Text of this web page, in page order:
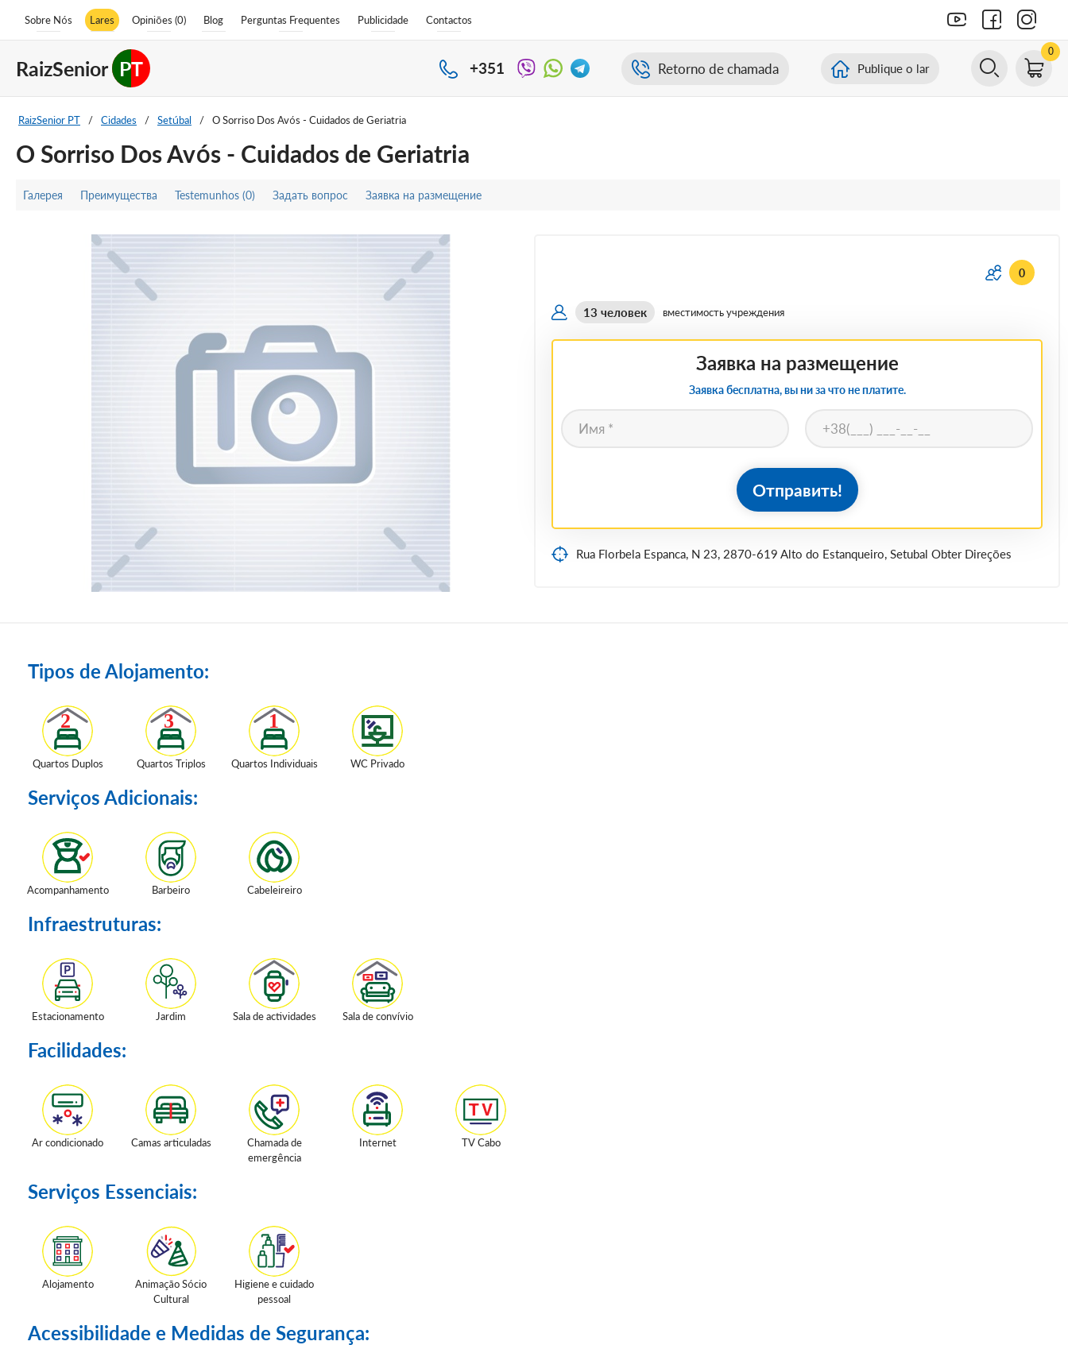
Sobre Nós Lares Opiniões (0) Blog Perguntas Frequentes Publicidade Contactos
RaizSenior PT +351 Retorno de chamada Publique o lar
0
RaizSenior PT / Cidades / Setúbal / O Sorriso Dos Avós - Cuidados de Geriatria
O Sorriso Dos Avós - Cuidados de Geriatria
Галерея Преимущества Testemunhos (0) Задать вопрос Заявка на размещение
0
13 человек вместимость учреждения
Заявка на размещение
Заявка бесплатна, вы ни за что не платите.
Отправить!
Rua Florbela Espanca, N 23, 2870-619 Alto do Estanqueiro, Setubal Obter Direções
Tipos de Alojamento:
Quartos Duplos Quartos Triplos Quartos Individuais WC Privado
Serviços Adicionais:
Acompanhamento Barbeiro Cabeleireiro
Infraestruturas:
Estacionamento Jardim Sala de actividades Sala de convívio
Facilidades:
Ar condicionado Camas articuladas
Chamada de
emergência
Internet TV Cabo
Serviços Essenciais:
Alojamento
Animação Sócio
Cultural
Higiene e cuidado
pessoal
Acessibilidade e Medidas de Segurança: